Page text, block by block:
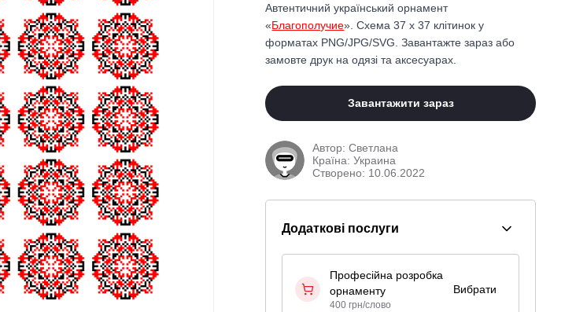
Автентичний український орнамент
«Благополучие». Схема 37 x 37 клітинок у
форматах PNG/JPG/SVG. Завантажте зараз або
замовте друк на одязі та аксесуарах.
Завантажити зараз
Автор:Светлана
Країна: Украина
Створено: 10.06.2022
Додаткові послуги
Професійна розробка
орнаменту
400 грн/слово
Вибрати